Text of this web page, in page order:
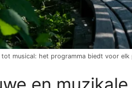
tot musical: het programma biedt voor